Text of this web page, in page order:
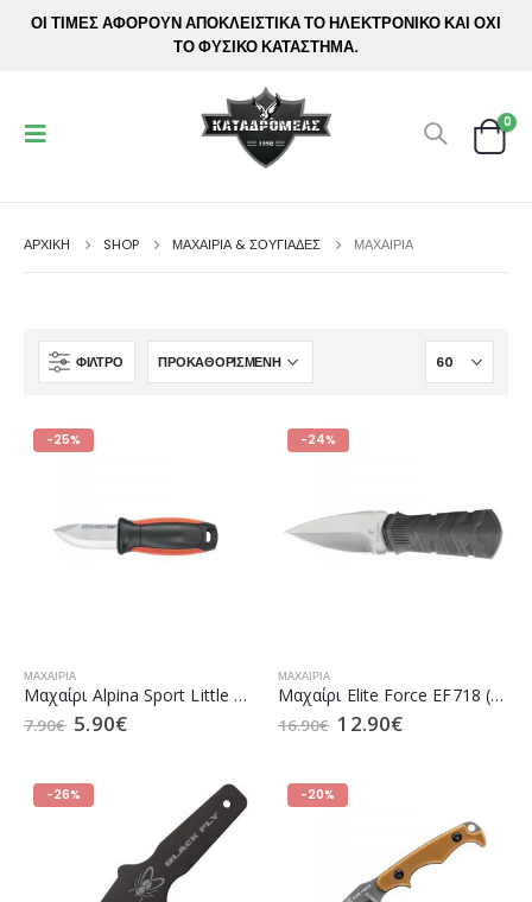
ΟΙ ΤΙΜΕΣ ΑΦΟΡΟΥΝ ΑΠΟΚΛΕΙΣΤΙΚΑ ΤΟ ΗΛΕΚΤΡΟΝΙΚΟ ΚΑΙ ΟΧΙ
ΤΟ ΦΥΣΙΚΟ ΚΑΤΑΣΤΗΜΑ.
0
ΑΡΧΙΚΉ SHOP ΜΑΧΑΙΡΙΑ & ΣΟΥΓΙΑΔΕΣ ΜΑΧΑΊΡΙΑ
ΦΊΛΤΡΟ
-25%
ΜΑΧΑΊΡΙΑ
Μαχαίρι Alpina Sport Little Ancho (5.0997-1)
7.90€ 5.90€
-24%
ΜΑΧΑΊΡΙΑ
Μαχαίρι Elite Force EF718 (5.0982)
16.90€ 12.90€
-26% -20%